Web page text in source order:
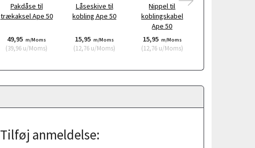
Pakdåse til
trækaksel Ape 50
49,95 m/Moms
(39,96 u/Moms)
Låseskive til
kobling Ape 50
15,95 m/Moms
(12,76 u/Moms)
Nippel til
koblingskabel
Ape 50
15,95 m/Moms
(12,76u/Moms)
Tilføj anmeldelse: